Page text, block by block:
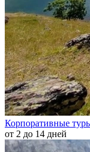
Корпоративные
от 2 до 14 дней